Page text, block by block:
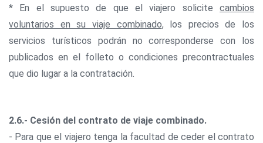
* En el supuesto de que el viajero solicite cambios
voluntarios en su viaje combinado, los precios de los
servicios turísticos podrán no corresponderse con los
publicados en el folleto o condiciones precontractuales
que dio lugar a la contratación.
2.6.- Cesión del contrato de viaje combinado.
- Para que el viajero tenga la facultad de ceder el contrato